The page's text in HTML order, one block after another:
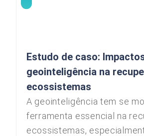
Estudo de caso:
geointeligência na
ecossistemas
A geointeligência tem se
ferramenta essencial na
ecossistemas,